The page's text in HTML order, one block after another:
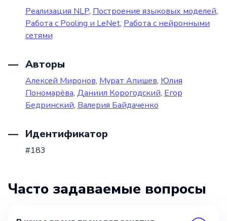
Реализация NLP, Построение языковых моделей,
Работа с Pooling и LeNet, Работа с нейронными
сетями
Авторы
Алексей Миронов, Мурат Апишев, Юлия
Пономарёва, Даниил Корогодский, Егор
Бедринский, Валерия Байдаченко
Идентификатор
#183
Часто задаваемые вопросы